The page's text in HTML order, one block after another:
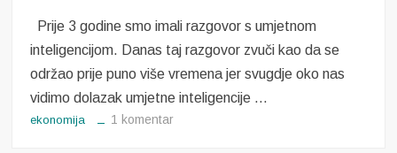
Prije 3 godine smo imali razgovor s umjetnom
inteligencijom. Danas taj razgovor zvuči kao da se
održao prije puno više vremena jer svugdje oko nas
vidimo dolazak umjetne inteligencije …
ekonomija 1 komentarna